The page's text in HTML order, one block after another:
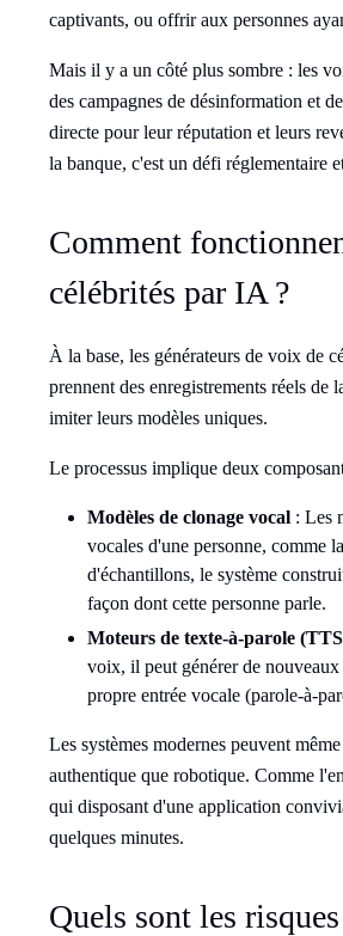
captivants, ou offrir aux personnes
Mais il y a un côté plus sombre : les
des campagnes de désinformation et
directe pour leur réputation et leurs
la banque, c'est un défi réglementaire
Comment
célébrités par IA ?
À la base, les générateurs de voix de
prennent des enregistrements réels de
imiter leurs modèles uniques.
Le processus implique deux
Modèles de clonage vocal : Les
vocales d'une personne, comme
d'échantillons, le système
façon dont cette personne parle.
Moteurs de texte-à-parole
voix, il peut générer de
propre entrée vocale (parole-à-
Les systèmes modernes peuvent
authentique que robotique. Comme
qui disposant d'une application
quelques minutes.
Quels sont les